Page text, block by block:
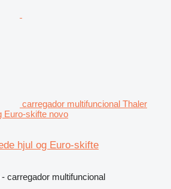
carregador multifuncional Thaler
Euro-skifte novo
hjul og Euro-skifte
carregador multifuncional